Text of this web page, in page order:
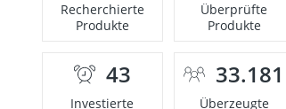
Recherchierte
Produkte
Überprüfte
Produkte
43
Investierte
33.181
Überzeugte